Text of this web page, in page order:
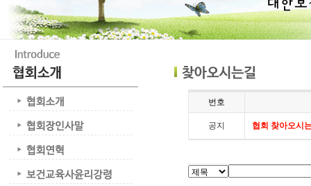
번호
공지 협회 찾아오시